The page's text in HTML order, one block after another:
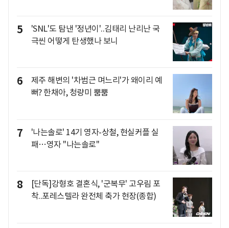
5
'SNL'도 탐낸 '정년이'..김태리 난리난 국
극씬 어떻게 탄생했나 보니
6
제주 해변의 '차범근 며느리'가 왜이리 예
뻐? 한채아, 청량미 뿜뿜
7
'나는솔로' 14기 영자-상철, 현실커플 실
패…영자 "나는솔로"
8
[단독]강형호 결혼식, '군복무' 고우림 포
착..포레스텔라 완전체 축가 현장(종합)